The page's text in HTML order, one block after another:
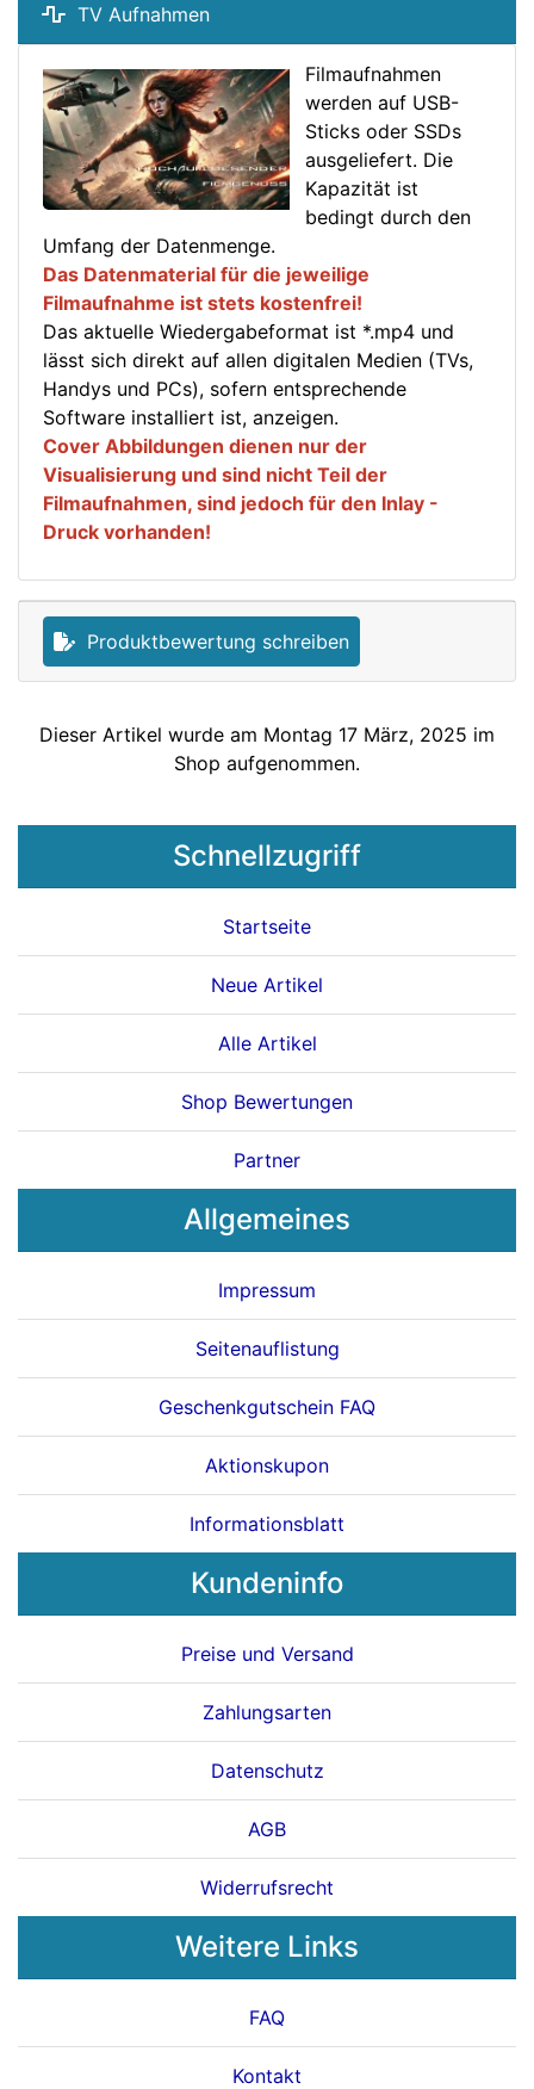
TV Aufnahmen
Filmaufnahmen
werden auf USB-
Sticks oder SSDs
ausgeliefert. Die
Kapazität ist
bedingt durch den
Umfang der Datenmenge.
Das Datenmaterial für die jeweilige
Filmaufnahme ist stets kostenfrei!
Das aktuelle Wiedergabeformat ist *.mp4 und
lässt sich direkt auf allen digitalen Medien (TVs,
Handys und PCs), sofern entsprechende
Software installiert ist, anzeigen.
Cover Abbildungen dienen nur der
Visualisierung und sind nicht Teil der
Filmaufnahmen, sind jedoch für den Inlay -
Druck vorhanden!
Produktbewertung schreiben
Dieser Artikel wurde am Montag 17 März, 2025 im
Shop aufgenommen.
Schnellzugriff
Startseite
Neue Artikel
Alle Artikel
Shop Bewertungen
Partner
Allgemeines
Impressum
Seitenauflistung
Geschenkgutschein FAQ
Aktionskupon
Informationsblatt
Kundeninfo
Preise und Versand
Zahlungsarten
Datenschutz
AGB
Widerrufsrecht
Weitere Links
FAQ
Kontakt